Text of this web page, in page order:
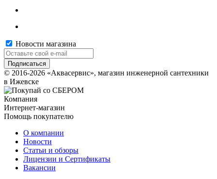
Новости магазина
© 2016-2026 «Аквасервис», магазин инженерной сантехники
в Ижевске
Компания
Интернет-магазин
Помощь покупателю
О компании
Новости
Статьи и обзоры
Лицензии и Сертификаты
Вакансии